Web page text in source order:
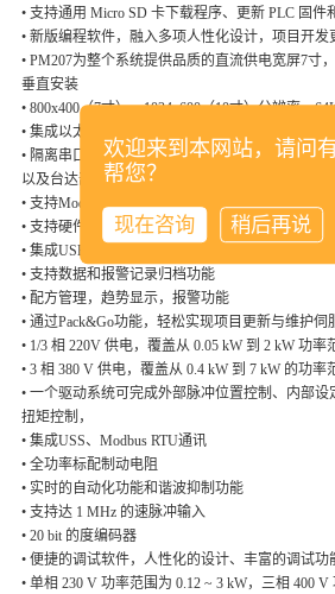
• 支持通用 Micro SD 卡下载程序、更新 PLC 固件
• 新版编程软件，融入多项人性化设计，项目开发
• PM207为整个系统提供品质的直流供电宽屏7寸
垂直安装
• 800x400（7寸），1024x600（10寸）分辨率，
• 集成以太网口可与S7-200系列PLC以及Logo！进
• 隔离串口（RS422/485自适应切换），可连接西
以及台达部分系列PLC
• 支持Modbus RTU协议
• 支持硬件实时时钟功能
• 集成USB2.0 host接口，可连接鼠标、键盘、Hub
• 支持数据和报警记录归档功能
• 配方管理，趋势显示，报警功能
• 通过Pack&Go功能，轻松实现项目更新与维护伺
• 1/3 相 220V 供电，覆盖从 0.05 kW 到 2 kW 功率
• 3 相 380 V 供电，覆盖从 0.4 kW 到 7 kW 的功率
• 一个驱动系统可完成外部脉冲位置控制、内部
扭矩控制，
• 集成USS、Modbus RTU通讯
• 全功率标配制动电阻
• 实时的自动化功能和谐波抑制功能
• 支持达 1 MHz 的速脉冲输入
• 20 bit 的度编码器
• 便捷的调试软件，人性化的设计、丰富的调试功
• 单相 230 V 功率范围为 0.12 ~ 3 kW，三相 400 V
欢迎来到本网站，请问
帮您？
现在咨询 稍后再说